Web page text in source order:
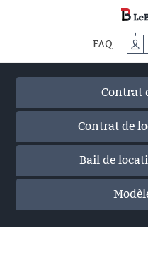
FAQ
Contrat
Contrat de
Bail de